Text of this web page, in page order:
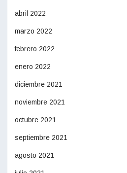
abril 2022
marzo 2022
febrero 2022
enero 2022
diciembre 2021
noviembre 2021
octubre 2021
septiembre 2021
agosto 2021